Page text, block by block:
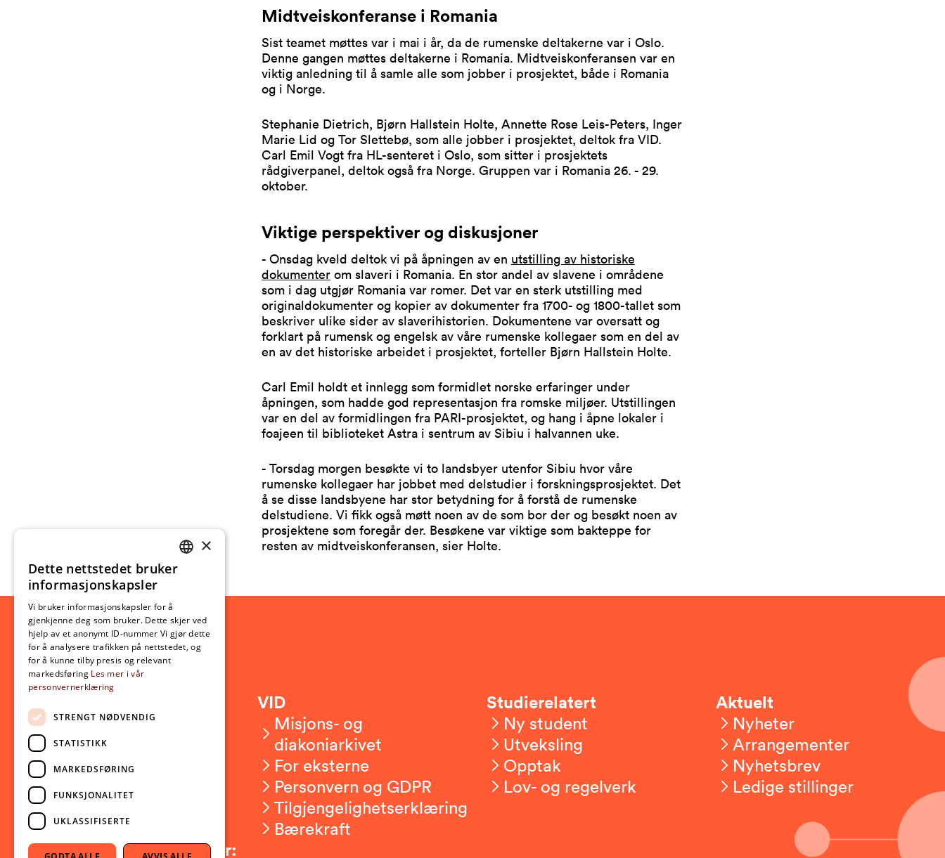
Midtveiskonferanse i Romania
Sist teamet møttes var i mai i år, da de rumenske deltakerne var i Oslo.
Denne gangen møttes deltakerne i Romania. Midtveiskonferansen var en
viktig anledning til å samle alle som jobber i prosjektet, både i Romania
og i Norge.
Stephanie Dietrich, Bjørn Hallstein Holte, Annette Rose Leis-Peters, Inger
Marie Lid og Tor Slettebø, som alle jobber i prosjektet, deltok fra VID.
Carl Emil Vogt fra HL-senteret i Oslo, som sitter i prosjektets
rådgiverpanel, deltok også fra Norge. Gruppen var i Romania 26. - 29.
oktober.
Viktige perspektiver og diskusjoner
- Onsdag kveld deltok vi på åpningen av en utstilling av historiske
dokumenter om slaveri i Romania. En stor andel av slavene i områdene
som i dag utgjør Romania var romer. Det var en sterk utstilling med
originaldokumenter og kopier av dokumenter fra 1700- og 1800-tallet som
beskriver ulike sider av slaverihistorien. Dokumentene var oversatt og
forklart på rumensk og engelsk av våre rumenske kollegaer som en del av
en av det historiske arbeidet i prosjektet, forteller Bjørn Hallstein Holte.
Carl Emil holdt et innlegg som formidlet norske erfaringer under
åpningen, som hadde god representasjon fra romske miljøer. Utstillingen
var en del av formidlingen fra PARI-prosjektet, og hang i åpne lokaler i
foajeen til biblioteket Astra i sentrum av Sibiu i halvannen uke.
- Torsdag morgen besøkte vi to landsbyer utenfor Sibiu hvor våre
rumenske kollegaer har jobbet med delstudier i forskningsprosjektet. Det
å se disse landsbyene har stor betydning for å forstå de rumenske
delstudiene. Vi fikk også møtt noen av de som bor der og besøkt noen av
prosjektene som foregår der. Besøkene var viktige som bakteppe for
resten av midtveiskonferansen, sier Holte.
Kontakt oss
Om VID
Ansatte
Presserom
Sikkerhet og beredskap
VID
Misjons- og
diakoniarkivet
For eksterne
Personvern og GDPR
Tilgjengelighetserklæring
Bærekraft
Studierelatert
Ny student
Utveksling
Opptak
Lov- og regelverk
Aktuelt
Nyheter
Arrangementer
Nyhetsbrev
Ledige stillinger
Følg oss på sosiale medier:
NORWEGIAN
×
Dette nettstedet bruker
informasjonskapsler
Vi bruker informasjonskapsler for å
gjenkjenne deg som bruker. Dette skjer ved
hjelp av et anonymt ID-nummer Vi gjør dette
for å analysere trafikken på nettstedet, og
for å kunne tilby presis og relevant
markedsføring Les mer i vår
personvernerklæring
STRENGT NØDVENDIG
STATISTIKK
MARKEDSFØRING
FUNKSJONALITET
UKLASSIFISERTE